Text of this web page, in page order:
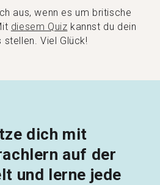
aus, wenn es um britische
diesem Quiz kannst du dein
stellen. Viel Glück!
dich mit
auf der
und lerne jede